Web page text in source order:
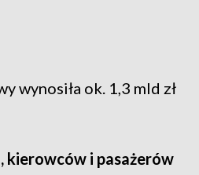
wynosiła ok. 1,3 mld zł
kierowców i pasażerów